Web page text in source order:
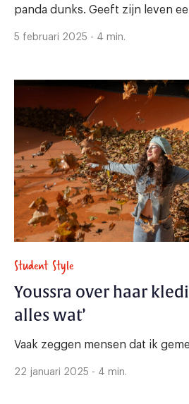
panda dunks. Geeft zijn leven
5 februari 2025 - 4 min.
Student Style
Youssra over haar
alles wat’
Vaak zeggen mensen dat ik
22 januari 2025 - 4 min.